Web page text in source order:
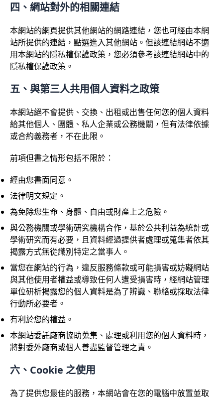
四、網站對外的相關連結
本網站的網頁提供其他網站的網路連結，您也可經由本網
站所提供的連結，點選進入其他網站。但該連結網站不適
用本網站的隱私權保護政策，您必須參考該連結網站中的
隱私權保護政策。
五、與第三人共用個人資料之政策
本網站絕不會提供、交換、出租或出售任何您的個人資料
給其他個人、團體、私人企業或公務機關，但有法律依據
或合約義務者，不在此限。
前項但書之情形包括不限於：
經由您書面同意。
法律明文規定。
為免除您生命、身體、自由或財產上之危險。
與公務機關或學術研究機構合作，基於公共利益為統計或
學術研究而有必要，且資料經過提供者處理或蒐集者依其
揭露方式無從識別特定之當事人。
當您在網站的行為，違反服務條款或可能損害或妨礙網站
與其他使用者權益或導致任何人遭受損害時，經網站管理
單位研析揭露您的個人資料是為了辨識、聯絡或採取法律
行動所必要者。
有利於您的權益。
本網站委託廠商協助蒐集、處理或利用您的個人資料時，
將對委外廠商或個人善盡監督管理之責。
六、Cookie 之使用
為了提供您最佳的服務，本網站會在您的電腦中放置並取